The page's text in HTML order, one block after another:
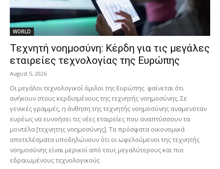
WORLD
Τεχνητή νοημοσύνη: Κέρδη για τις μεγάλες
εταιρείες τεχνολογίας της Ευρώπης
August 5, 2026
Οι μεγάλοι τεχνολογικοί όμιλοι της Ευρώπης φαίνεται ότι
ανήκουν στους κερδισμένους της τεχνητής νοημοσύνης. Σε
γενικές γραμμές, η άνθηση της τεχνητής νοημοσύνης αναμενόταν
ευρέως να ευνοήσει τις νέες εταιρείες που αναπτύσσουν τα
μοντέλα [τεχνητης νοημοσύνης]. Τα πρόσφατα οικονομικά
αποτελέσματα υποδηλώνουν ότι οι ωφελούμενοι της τεχνητής
νοημοσύνης είναι μερικοί από τους μεγαλύτερους και πιο
εδραιωμένους τεχνολογικούς